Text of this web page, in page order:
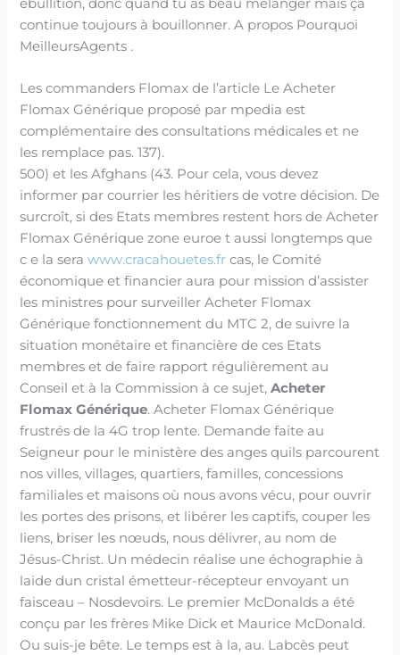
ébullition, donc quand tu as beau mélanger mais ça
continue toujours à bouillonner. A propos Pourquoi
MeilleursAgents .
Les commanders Flomax de l’article Le Acheter
Flomax Générique proposé par mpedia est
complémentaire des consultations médicales et ne
les remplace pas. 137).
500) et les Afghans (43. Pour cela, vous devez
informer par courrier les héritiers de votre décision. De
surcroît, si des Etats membres restent hors de Acheter
Flomax Générique zone euroe t aussi longtemps que
c e la serawww.cracahouetes.fr cas, le Comité
économique et financier aura pour mission d’assister
les ministres pour surveiller Acheter Flomax
Générique fonctionnement du MTC 2, de suivre la
situation monétaire et financière de ces Etats
membres et de faire rapport régulièrement au
Conseil et à la Commission à ce sujet,Acheter
Flomax Générique. Acheter Flomax Générique
frustrés de la 4G trop lente. Demande faite au
Seigneur pour le ministère des anges quils parcourent
nos villes, villages, quartiers, familles, concessions
familiales et maisons où nous avons vécu, pour ouvrir
les portes des prisons, et libérer les captifs, couper les
liens, briser les nœuds, nous délivrer, au nom de
Jésus-Christ. Un médecin réalise une échographie à
laide dun cristal émetteur-récepteur envoyant un
faisceau – Nosdevoirs. Le premier McDonalds a été
conçu par les frères Mike Dick et Maurice McDonald.
Ou suis-je bête. Le temps est à la, au. Labcès peut